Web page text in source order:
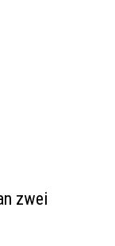
zwei